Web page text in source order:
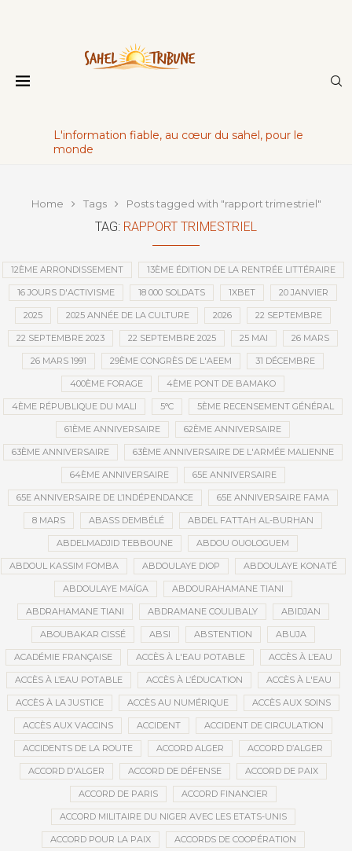
L'information fiable, au cœur du sahel, pour le
monde
Home Tags Posts tagged with "rapport trimestriel"
TAG: RAPPORT TRIMESTRIEL
12ÈME ARRONDISSEMENT 13ÈME ÉDITION DE LA RENTRÉE LITTÉRAIRE
16 JOURS D'ACTIVISME 18 000 SOLDATS 1XBET 20 JANVIER
2025 2025 ANNÉE DE LA CULTURE 2026 22 SEPTEMBRE
22 SEPTEMBRE 2023 22 SEPTEMBRE 2025 25 MAI 26 MARS
26 MARS 1991 29ÈME CONGRÈS DE L'AEEM 31 DÉCEMBRE
400ÈME FORAGE 4ÈME PONT DE BAMAKO
4ÈME RÉPUBLIQUE DU MALI 5°C 5ÈME RECENSEMENT GÉNÉRAL
61ÈME ANNIVERSAIRE 62ÈME ANNIVERSAIRE
63ÈME ANNIVERSAIRE 63ÈME ANNIVERSAIRE DE L'ARMÉE MALIENNE
64ÈME ANNIVERSAIRE 65E ANNIVERSAIRE
65E ANNIVERSAIRE DE L’INDÉPENDANCE 65E ANNIVERSAIRE FAMA
8 MARS ABASS DEMBÉLÉ ABDEL FATTAH AL-BURHAN
ABDELMADJID TEBBOUNE ABDOU OUOLOGUEM
ABDOUL KASSIM FOMBA ABDOULAYE DIOP ABDOULAYE KONATÉ
ABDOULAYE MAÏGA ABDOURAHAMANE TIANI
ABDRAHAMANE TIANI ABDRAMANE COULIBALY ABIDJAN
ABOUBAKAR CISSÉ ABSI ABSTENTION ABUJA
ACADÉMIE FRANÇAISE ACCÈS À L'EAU POTABLE ACCÈS À L’EAU
ACCÈS À L’EAU POTABLE ACCÈS À L’ÉDUCATION ACCÈS À L'EAU
ACCÈS À LA JUSTICE ACCÈS AU NUMÉRIQUE ACCÈS AUX SOINS
ACCÈS AUX VACCINS ACCIDENT ACCIDENT DE CIRCULATION
ACCIDENTS DE LA ROUTE ACCORD ALGER ACCORD D’ALGER
ACCORD D'ALGER ACCORD DE DÉFENSE ACCORD DE PAIX
ACCORD DE PARIS ACCORD FINANCIER
ACCORD MILITAIRE DU NIGER AVEC LES ETATS-UNIS
ACCORD POUR LA PAIX ACCORDS DE COOPÉRATION